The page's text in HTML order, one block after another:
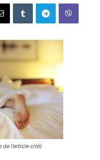
l’article cité)